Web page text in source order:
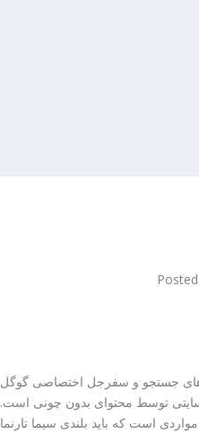
جستجو و سفرجل اختصاصی گوگل
توسط محتوای بدون چونی است.
است که باید بلندی سیما تارنما